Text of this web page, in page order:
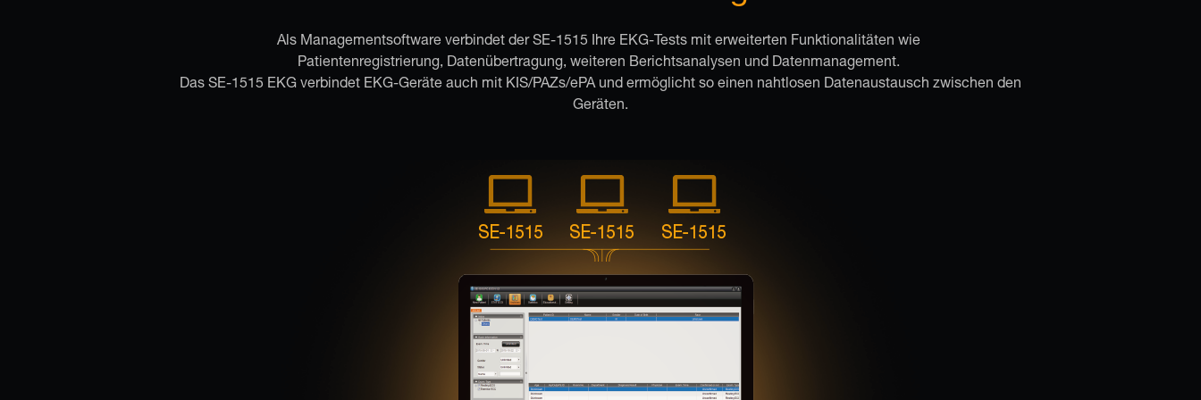
Als Managementsoftware verbindet der SE-1515 Ihre EKG-Tests mit erweiterten Funktionalitäten wie
Patientenregistrierung, Datenübertragung, weiteren Berichtsanalysen und Datenmanagement.
Das SE-1515 EKG verbindet EKG-Geräte auch mit KIS/PAZs/ePA und ermöglicht so einen nahtlosen Datenaustausch zwischen den
Geräten.